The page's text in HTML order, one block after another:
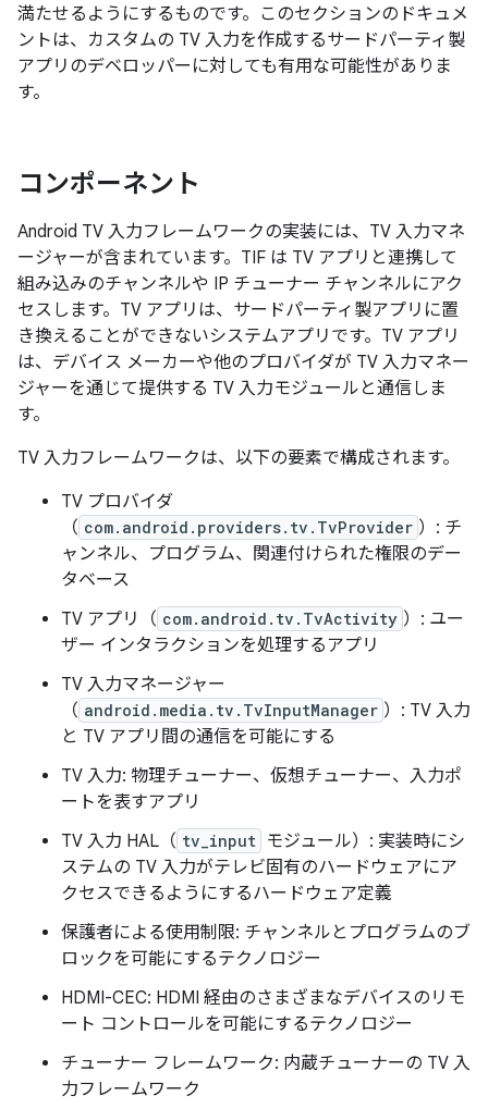
満たせるようにするものです。このセクションのドキュメ
ントは、カスタムの TV 入力を作成するサードパーティ製
アプリのデベロッパーに対しても有用な可能性がありま
す。
コンポーネント
Android TV 入力フレームワークの実装には、TV 入力マネ
ージャーが含まれています。TIF は TV アプリと連携して
組み込みのチャンネルや IP チューナー チャンネルにアク
セスします。TV アプリは、サードパーティ製アプリに置
き換えることができないシステムアプリです。TV アプリ
は、デバイス メーカーや他のプロバイダが TV 入力マネー
ジャーを通じて提供する TV 入力モジュールと通信しま
す。
TV 入力フレームワークは、以下の要素で構成されます。
TV プロバイダ
（ com.android.providers.tv.TvProvider ）: チ
ャンネル、プログラム、関連付けられた権限のデー
タベース
TV アプリ（ com.android.tv.TvActivity ）: ユー
ザー インタラクションを処理するアプリ
TV 入力マネージャー
（ android.media.tv.TvInputManager ）: TV 入力
と TV アプリ間の通信を可能にする
TV 入力: 物理チューナー、仮想チューナー、入力ポ
ートを表すアプリ
TV 入力 HAL（ tv_input モジュール）: 実装時にシ
ステムの TV 入力がテレビ固有のハードウェアにア
クセスできるようにするハードウェア定義
保護者による使用制限: チャンネルとプログラムのブ
ロックを可能にするテクノロジー
HDMI-CEC: HDMI 経由のさまざまなデバイスのリモ
ート コントロールを可能にするテクノロジー
チューナー フレームワーク: 内蔵チューナーの TV 入
力フレームワーク